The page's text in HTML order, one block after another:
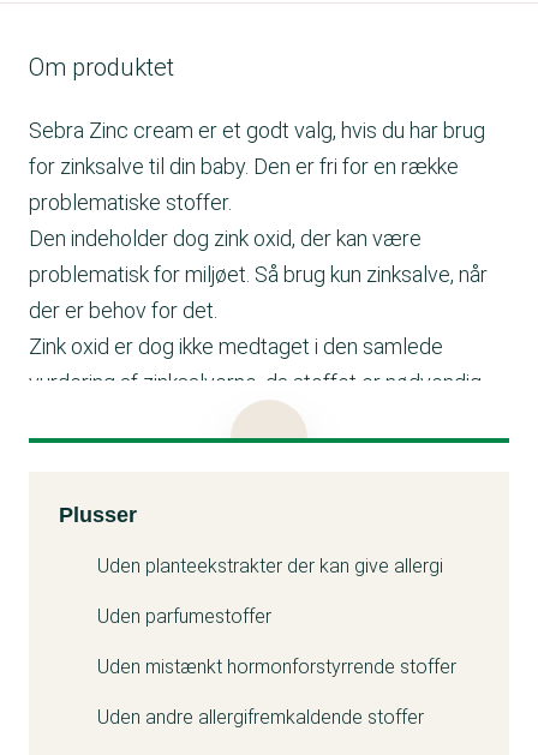
Om produktet
Sebra Zinc cream er et godt valg, hvis du har brug
for zinksalve til din baby. Den er fri for en række
problematiske stoffer.
Den indeholder dog zink oxid, der kan være
problematisk for miljøet. Så brug kun zinksalve, når
der er behov for det.
Zink oxid er dog ikke medtaget i den samlede
vurdering af zinksalverne, da stoffet er nødvendig
for at få salvens udtørrende funktion.
Kemitest
Plusser
Uden planteekstrakter der kan give allergi
Uden parfumestoffer
Uden mistænkt hormonforstyrrende stoffer
Uden andre allergifremkaldende stoffer